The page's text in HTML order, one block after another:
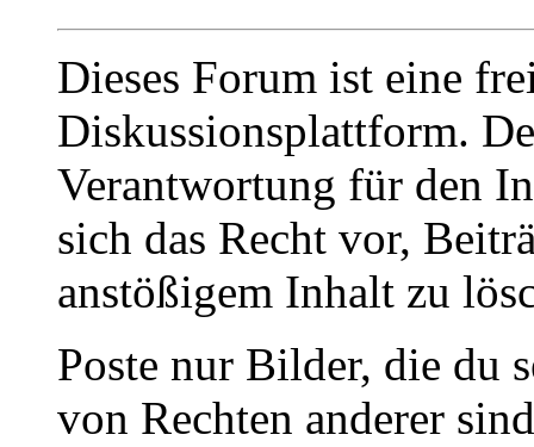
Dieses Forum ist eine
Diskussionsplattform.
Verantwortung für den
sich das Recht vor,
anstößigem Inhalt zu
Poste nur Bilder, die du
von Rechten anderer